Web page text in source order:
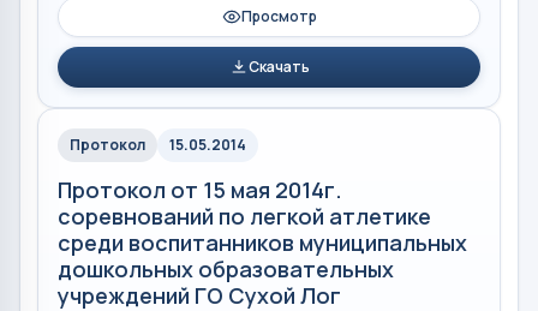
Просмотр
Скачать
Протокол 15.05.2014
Протокол от 15 мая 2014г.
соревнований по легкой атлетике
среди воспитанников муниципальных
дошкольных образовательных
учреждений ГО Сухой Лог